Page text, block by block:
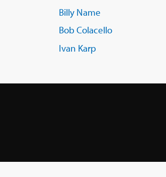
Billy Name
Bob Colacello
Ivan Karp